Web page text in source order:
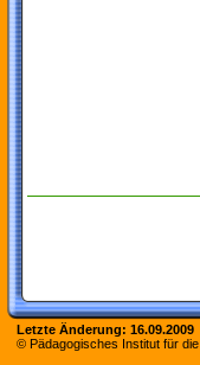
Letzte Änderung: 16.09.2009
© Pädagogisches Institut für